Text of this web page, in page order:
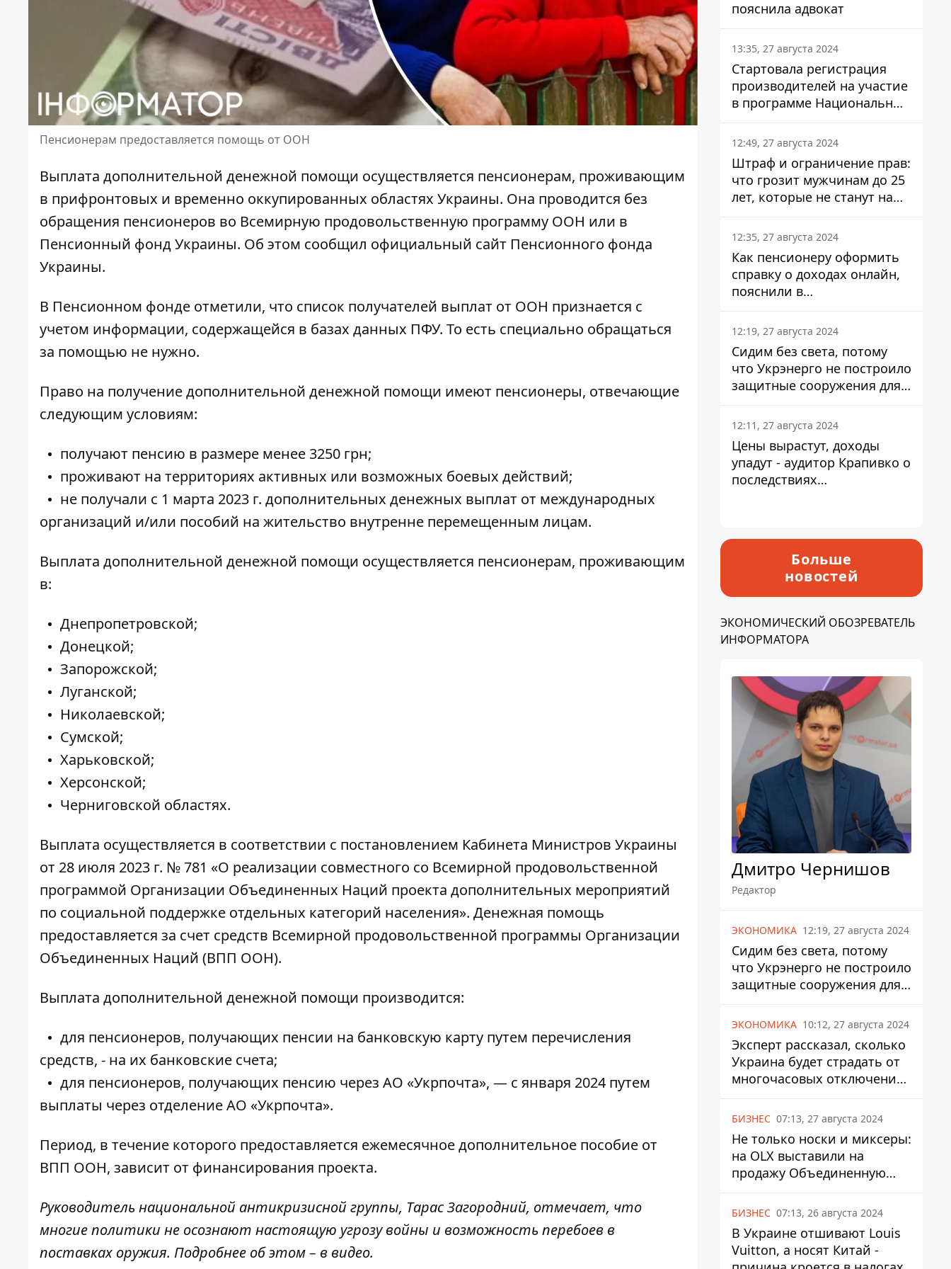
Пенсионерам предоставляется помощь от ООН
Выплата дополнительной денежной помощи осуществляется пенсионерам, проживающим
в прифронтовых и временно оккупированных областях Украины. Она проводится без
обращения пенсионеров во Всемирную продовольственную программу ООН или в
Пенсионный фонд Украины. Об этом сообщил официальный сайт Пенсионного фонда
Украины.
В Пенсионном фонде отметили, что список получателей выплат от ООН признается с
учетом информации, содержащейся в базах данных ПФУ. То есть специально обращаться
за помощью не нужно.
Право на получение дополнительной денежной помощи имеют пенсионеры, отвечающие
следующим условиям:
получают пенсию в размере менее 3250 грн;
проживают на территориях активных или возможных боевых действий;
не получали с 1 марта 2023 г. дополнительных денежных выплат от международных
организаций и/или пособий на жительство внутренне перемещенным лицам.
Выплата дополнительной денежной помощи осуществляется пенсионерам, проживающим
в:
Днепропетровской;
Донецкой;
Запорожской;
Луганской;
Николаевской;
Сумской;
Харьковской;
Херсонской;
Черниговской областях.
Выплата осуществляется в соответствии с постановлением Кабинета Министров Украины
от 28 июля 2023 г. № 781 «О реализации совместного со Всемирной продовольственной
программой Организации Объединенных Наций проекта дополнительных мероприятий
по социальной поддержке отдельных категорий населения». Денежная помощь
предоставляется за счет средств Всемирной продовольственной программы Организации
Объединенных Наций (ВПП ООН).
Выплата дополнительной денежной помощи производится:
для пенсионеров, получающих пенсии на банковскую карту путем перечисления
средств, - на их банковские счета;
для пенсионеров, получающих пенсию через АО «Укрпочта», — с января 2024 путем
выплаты через отделение АО «Укрпочта».
Период, в течение которого предоставляется ежемесячное дополнительное пособие от
ВПП ООН, зависит от финансирования проекта.
Руководитель национальной антикризисной группы, Тарас Загородний, отмечает, что
многие политики не осознают настоящую угрозу войны и возможность перебоев в
поставках оружия. Подробнее об этом – в видео.
пояснила адвокат
13:35, 27 августа 2024
Стартовала регистрация
производителей на участие
в программе Национальный
кэшбек: как это сделать
через портал Дія
12:49, 27 августа 2024
Штраф и ограничение прав:
что грозит мужчинам до 25
лет, которые не станут на
военный учет
12:35, 27 августа 2024
Как пенсионеру оформить
справку о доходах онлайн,
пояснили в
Минсоцполитики
12:19, 27 августа 2024
Сидим без света, потому
что Укрэнерго не построило
защитные сооружения для
энергетики - нардеп
Кучеренко
12:11, 27 августа 2024
Цены вырастут, доходы
упадут - аудитор Крапивко о
последствиях
Больше
новостей
ЭКОНОМИЧЕСКИЙ ОБОЗРЕВАТЕЛЬ
ИНФОРМАТОРА
Дмитро Чернишов
Редактор
ЭКОНОМИКА 12:19, 27 августа 2024
Сидим без света, потому
что Укрэнерго не построило
защитные сооружения для
энергетики - нардеп
Кучеренко
ЭКОНОМИКА 10:12, 27 августа 2024
Эксперт рассказал, сколько
Украина будет страдать от
многочасовых отключений
света
БИЗНЕС 07:13, 27 августа 2024
Не только носки и миксеры:
на OLX выставили на
продажу Объединенную
Горно-Химическую
Компанию за многие
миллиарды
БИЗНЕС 07:13, 26 августа 2024
В Украине отшивают Louis
Vuitton, а носят Китай -